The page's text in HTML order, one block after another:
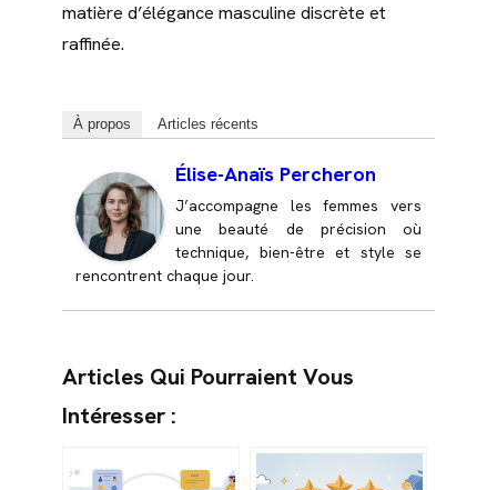
matière d’élégance masculine discrète et
raffinée.
À propos Articles récents
Élise-Anaïs Percheron
J’accompagne les femmes vers
une beauté de précision où
technique, bien-être et style se
rencontrent chaque jour.
Articles Qui Pourraient Vous
Intéresser :